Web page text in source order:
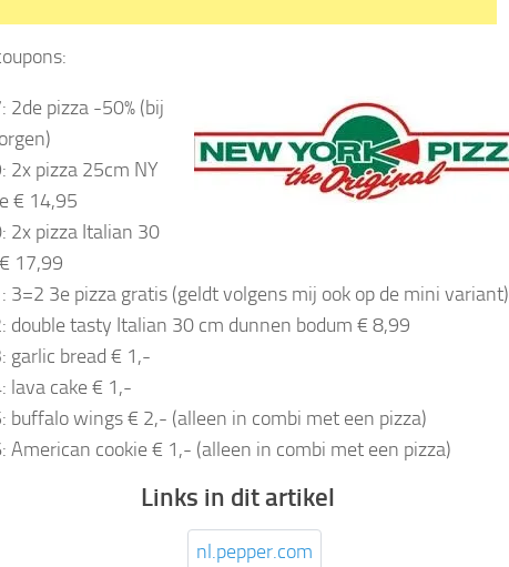
2de pizza -50% (bij
2x pizza 25cm NY
€ 14,95
2x pizza Italian 30
17,99
3=2 3e pizza gratis (geldt volgens mij ook op de mini variant)
double tasty Italian 30 cm dunnen bodum € 8,99
garlic bread € 1,-
lava cake € 1,-
buffalo wings € 2,- (alleen in combi met een pizza)
American cookie € 1,- (alleen in combi met een pizza)
Links in dit artikel
nl.pepper.com